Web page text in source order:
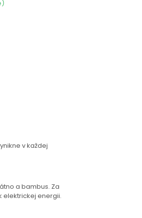
v každej
a bambus. Za
elektrickej energii.